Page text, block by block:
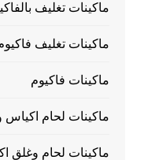
ماكينات تغليف
ماكينات تغليف
ماكينات فاكيوم
ماكينات لحام اكياس
ماكينات لحام وغلق